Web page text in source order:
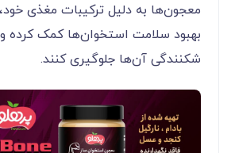
معجون‌ها به دلیل ترکیبات مغذی خود،
بهبود سلامت استخوان‌ها کمک کرده
شکنندگی آن‌ها جلوگیری کنند.